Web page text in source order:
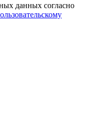
данных согласно